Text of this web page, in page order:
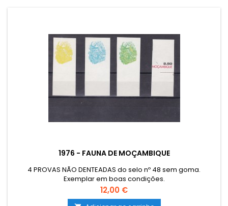
1976 - FAUNA DE MOÇAMBIQUE
4 PROVAS NÃO DENTEADAS do selo nº 48 sem goma.
Exemplar em boas condições.
Preço
12,00 €